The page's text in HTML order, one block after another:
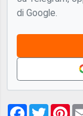
di Google.
Facebook
Twitter